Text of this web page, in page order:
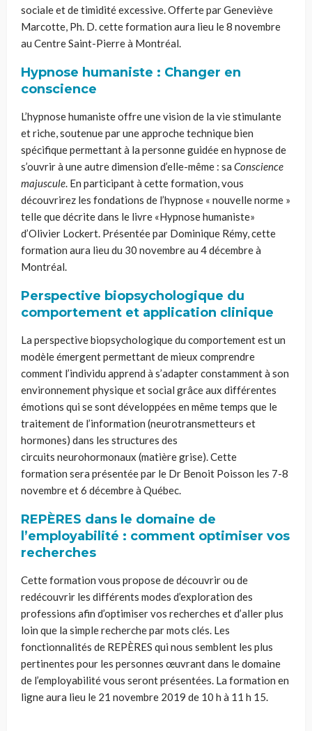
sociale et de timidité excessive. Offerte par Geneviève
Marcotte, Ph. D. cette formation aura lieu le 8 novembre
au Centre Saint-Pierre à Montréal.
Hypnose humaniste : Changer en
conscience
L’hypnose humaniste offre une vision de la vie stimulante
et riche, soutenue par une approche technique bien
spécifique permettant à la personne guidée en hypnose de
s’ouvrir à une autre dimension d’elle-même : sa Conscience
majuscule. En participant à cette formation, vous
découvrirez les fondations de l’hypnose « nouvelle norme »
telle que décrite dans le livre «Hypnosehumaniste»
d’Olivier Lockert. Présentée par Dominique Rémy, cette
formation aura lieu du 30 novembre au 4 décembre à
Montréal.
Perspective biopsychologique du
comportement et application clinique
La perspective biopsychologique du comportement est un
modèle émergent permettant de mieux comprendre
comment l’individu apprend à s’adapter constamment à son
environnement physique et social grâce aux différentes
émotions qui se sont développées en même temps que le
traitement de l’information (neurotransmetteurs et
hormones) dans les structures des
circuits neurohormonaux (matière grise). Cette
formation sera présentée par le Dr Benoit Poisson les 7-8
novembre et 6 décembre à Québec.
REPÈRES dans le domaine de
l’employabilité : comment optimiser vos
recherches
Cette formation vous propose de découvrir ou de
redécouvrir les différents modes d’exploration des
professions afin d’optimiser vos recherches et d’aller plus
loin que la simple recherche par mots clés. Les
fonctionnalités de REPÈRES qui nous semblent les plus
pertinentes pour les personnes œuvrant dans le domaine
de l’employabilité vous seront présentées. La formation en
ligne aura lieu le 21 novembre 2019 de 10 h à 11 h 15.